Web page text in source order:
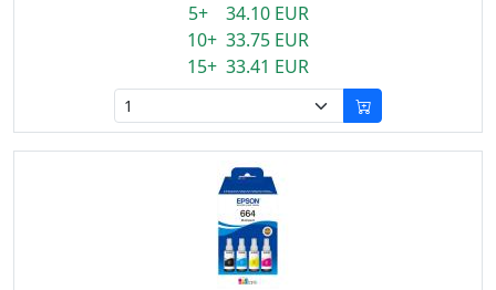
5+ 34.10 EUR
10+ 33.75 EUR
15+ 33.41 EUR